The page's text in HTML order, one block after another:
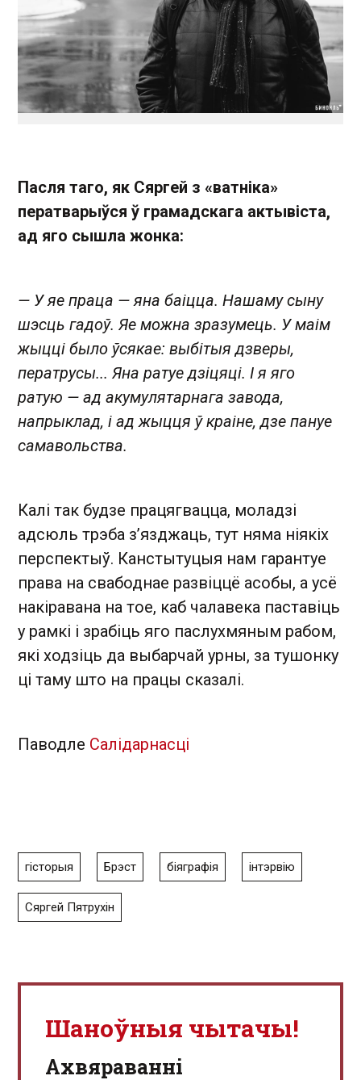
Пасля таго, як Сяргей з «ватніка»
ператварыўся ў грамадскага актывіста,
ад яго сышла жонка:
— У яе праца — яна баіцца. Нашаму сыну
шэсць гадоў. Яе можна зразумець. У маім
жыцці было ўсякае: выбітыя дзверы,
ператрусы... Яна ратуе дзіцяці. І я яго
ратую — ад акумулятарнага завода,
напрыклад, і ад жыцця ў краіне, дзе пануе
самавольства.
Калі так будзе працягвацца, моладзі
адсюль трэба з’язджаць, тут няма ніякіх
перспектыў. Канстытуцыя нам гарантуе
права на свабоднае развіццё асобы, а усё
накіравана на тое, каб чалавека паставіць
у рамкі і зрабіць яго паслухмяным рабом,
які ходзіць да выбарчай урны, за тушонку
ці таму што на працы сказалі.
Паводле Салідарнасці
гісторыя Брэст біяграфія інтэрвію
Сяргей Пятрухін
Шаноўныя чытачы!
Aхвяраванні